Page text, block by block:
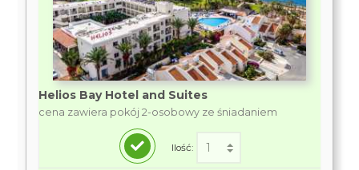
Helios Bay Hotel and Suites
cena zawiera pokój 2-osobowy ze śniadaniem
Ilość: